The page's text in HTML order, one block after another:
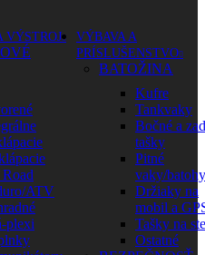
VÝSTROJ
ATV
plexi
VÝBAVA A
PRÍSLUŠENSTVO
BATOŽINA
Kufre
Tankvaky
Bočné a
tašky
Pitné
vaky/batohy
Držiaky na
mobil a
Tašky na
Ostatné